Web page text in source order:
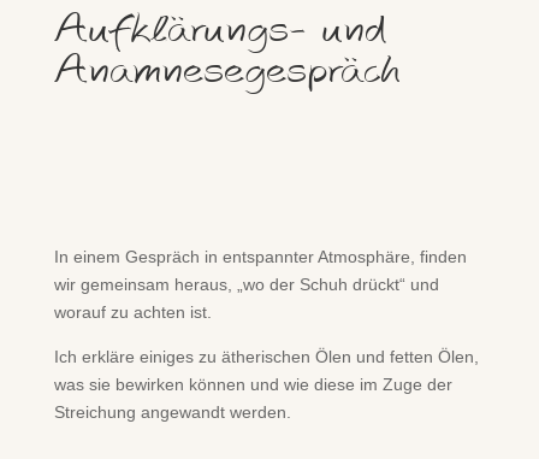
Aufklärungs- und
Anamnesegespräch
In einem Gespräch in entspannter Atmosphäre, finden
wir gemeinsam heraus, „wo der Schuh drückt“ und
worauf zu achten ist.
Ich erkläre einiges zu ätherischen Ölen und fetten Ölen,
was sie bewirken können und wie diese im Zuge der
Streichung angewandt werden.